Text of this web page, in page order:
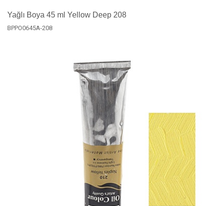
Yağlı Boya 45 ml Yellow Deep 208
BPPO0645A-208